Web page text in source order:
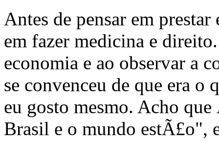
Antes de pensar em
em fazer medicina e
economia e ao observar a
se convenceu de que era o
eu gosto mesmo. Acho
Brasil e o mundo estÃ£o",